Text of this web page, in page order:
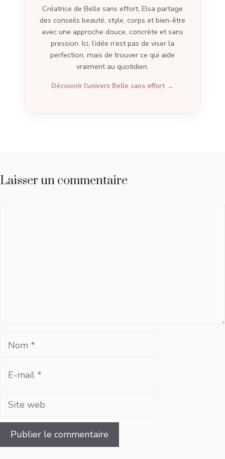
Créatrice de Belle sans effort, Elsa partage
des conseils beauté, style, corps et bien-être
avec une approche douce, concrète et sans
pression. Ici, l’idée n’est pas de viser la
perfection, mais de trouver ce qui aide
vraiment au quotidien.
Découvrir l’univers Belle sans effort →
Laisser un commentaire
Nom
Site